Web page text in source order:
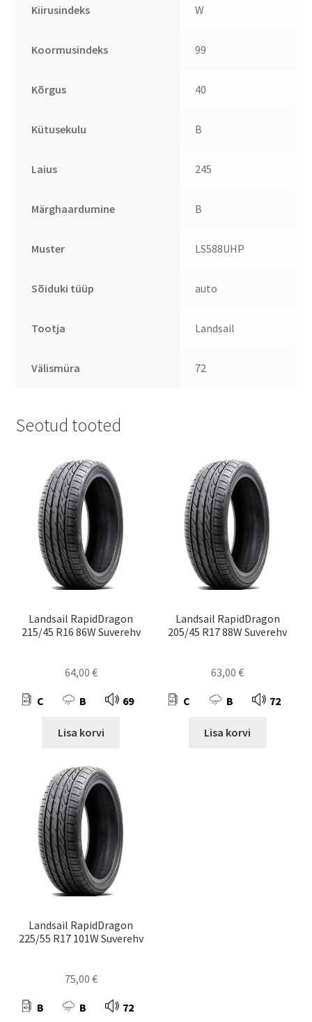
Kiirusindeks W
Koormusindeks 99
Kõrgus 40
Kütusekulu B
Laius 245
Märghaardumine B
Muster LS588UHP
Sõiduki tüüp auto
Tootja Landsail
Välismüra 72
Seotud tooted
Landsail RapidDragon
215/45 R16 86W Suverehv
64,00 €
C B 69
Lisa korvi
Landsail RapidDragon
205/45 R17 88W Suverehv
63,00€
C B 72
Lisa korvi
Landsail RapidDragon
225/55 R17 101W Suverehv
75,00 €
B B 72